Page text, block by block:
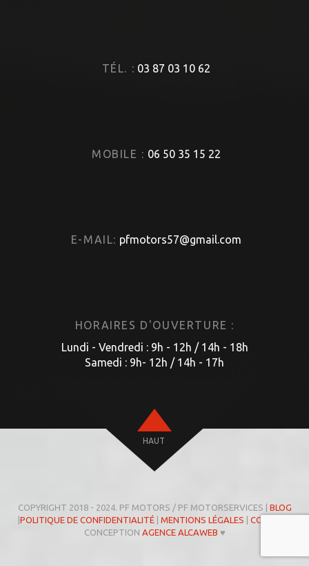
TÉL. : 03 87 03 10 62
MOBILE : 06 50 35 15 22
E-MAIL: pfmotors57@gmail.com
HORAIRES D'OUVERTURE :
Lundi - Vendredi : 9h - 12h / 14h - 18h
Samedi : 9h- 12h / 14h - 17h
HAUT
COPYRIGHT 2018 - 2024. PF MOTORS / PF MOTORSERVICES | BLOG
POLITIQUE DE CONFIDENTIALITÉ| MENTIONS LÉGALES COOKIES
CONCEPTION AGENCE ALCAWEB ♥